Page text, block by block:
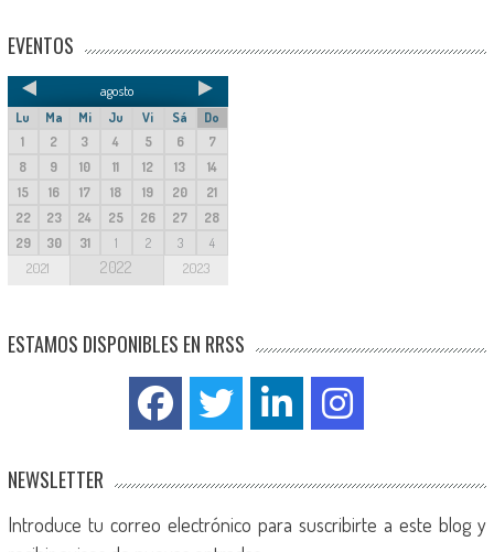
EVENTOS
agosto
Lu Ma Mi Ju Vi Sá
Do
1
2 3 4 5 6
7
8
9 10 11 12 13
14
15
16 17 18 19 20
21
22
23 24 25 26 27
28
29
30 31 1 2 3 4
2021 2022 2023
ESTAMOS DISPONIBLES EN RRSS
NEWSLETTER
Introduce tu correo electrónico para suscribirte a este blog y